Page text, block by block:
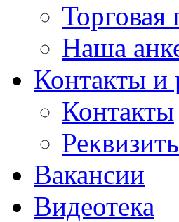
Торговая
Наша
Контакты и
Контакты
Вакансии
Видеотека